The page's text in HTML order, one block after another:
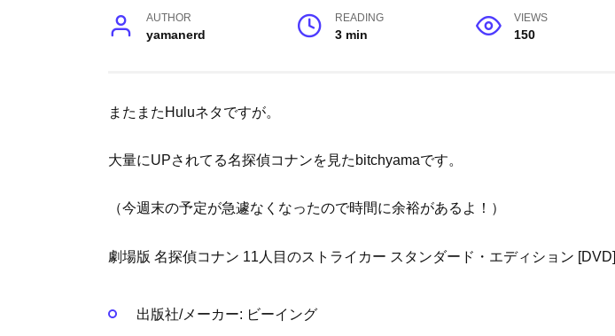
AUTHOR
yamanerd
READING
3 min
VIEWS
150
またまたHuluネタですが。
大量にUPされてる名探偵コナンを見たbitchyamaです。
（今週末の予定が急遽なくなったので時間に余裕があるよ！）
劇場版 名探偵コナン 11人目のストライカー スタンダード・エディション [DVD]
出版社/メーカー: ビーイング